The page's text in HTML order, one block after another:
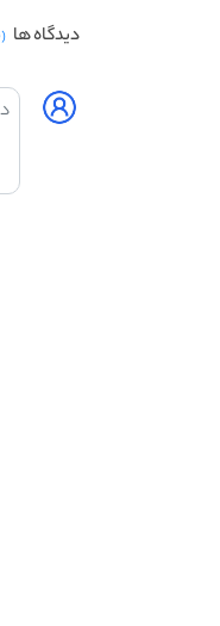
دیدگاه ها (۰ دیدگاه)